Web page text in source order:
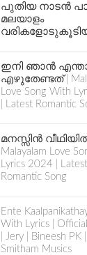
പുതിയ നാടൻ
മലയാളം
ഇനി ഞാൻ
എഴുതേണ്ടത് |
Love Song With
| Latest Romantic
മനസ്സിൻ വീഥിയിൽ
Malayalam Love
Lyrics 2024 | Latest
Romantic Song
Ente
With Lyrics |
| Jery | Bineesh PK |
Smitham Musics